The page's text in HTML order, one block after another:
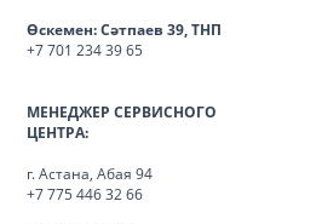
Өскемен:Сәтпаев 39, ТНП
+7 701 234 39 65
МЕНЕДЖЕР СЕРВИСНОГО
ЦЕНТРА:
г. Астана, Абая 94
+7 775 446 32 66